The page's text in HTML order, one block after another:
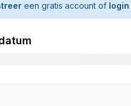
een gratis account of login